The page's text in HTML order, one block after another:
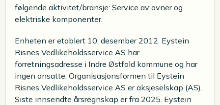
følgende aktivitet/bransje: Service av ovner og
elektriske komponenter.
Enheten er etablert 10. desember 2012. Eystein
Risnes Vedlikeholdsservice AS har
forretningsadresse i Indre Østfold kommune og har
ingen ansatte. Organisasjonsformen til Eystein
Risnes Vedlikeholdsservice AS er aksjeselskap (AS).
Siste innsendte årsregnskap er fra 2025. Eystein